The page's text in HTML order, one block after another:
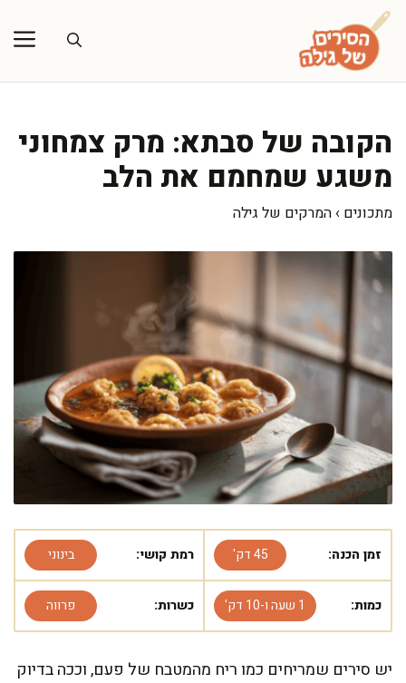
לדלג
לתוכן
הקובה של סבתא: מרק צמחוני
משגע שמחמם את הלב
מתכונים › המרקים של גילה
זמן הכנה: 45 דק' רמת קושי: בינוני
כמות: 1 שעה ו-10 דק' כשרות: פרווה
יש סירים שמריחים כמו ריח מהמטבח של פעם, וככה בדיוק